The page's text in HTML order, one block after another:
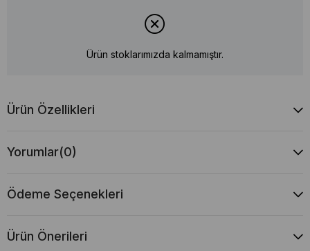
Ürün stoklarımızda kalmamıştır.
Ürün Özellikleri
Yorumlar(0)
Ödeme Seçenekleri
Ürün Önerileri